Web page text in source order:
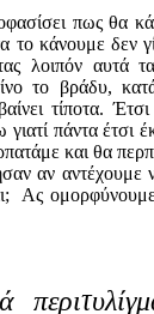
πως θα
το κάνουμε δεν
λοιπόν αυτά
το βράδυ,
τίποτα.
πάντα έτσι
και θα
αν αντέχουμε
Ας